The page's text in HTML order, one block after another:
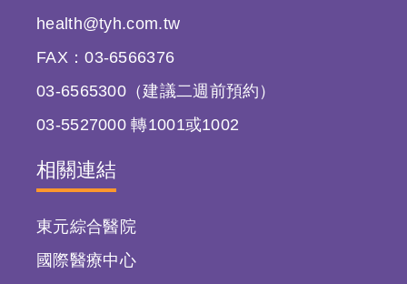
health@tyh.com.tw
FAX：03-6566376
03-6565300（建議二週前預約）
03-5527000 轉1001或1002
相關連結
東元綜合醫院
國際醫療中心